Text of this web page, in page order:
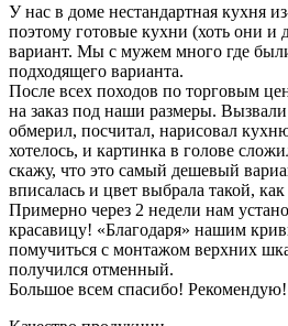
У нас в доме нестандартная кухня
поэтому готовые кухни (хоть они
вариант. Мы с мужем много где
подходящего варианта.
После всех походов по торговым
на заказ под наши размеры.
обмерил, посчитал, нарисовал
хотелось, и картинка в голове
скажу, что это самый дешевый
вписалась и цвет выбрала такой,
Примерно через 2 недели нам
красавицу! «Благодаря» нашим
помучиться с монтажом верхних
получился отменный.
Большое всем спасибо! Рекомендую!